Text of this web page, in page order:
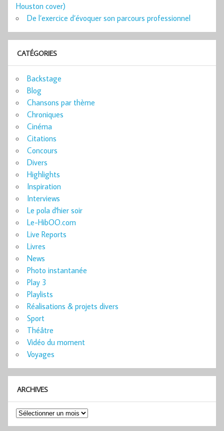
Houston cover)
De l’exercice d’évoquer son parcours professionnel
CATÉGORIES
Backstage
Blog
Chansons par thème
Chroniques
Cinéma
Citations
Concours
Divers
Highlights
Inspiration
Interviews
Le pola d'hier soir
Le-HibOO.com
Live Reports
Livres
News
Photo instantanée
Play 3
Playlists
Réalisations & projets divers
Sport
Théâtre
Vidéo du moment
Voyages
ARCHIVES
Archives